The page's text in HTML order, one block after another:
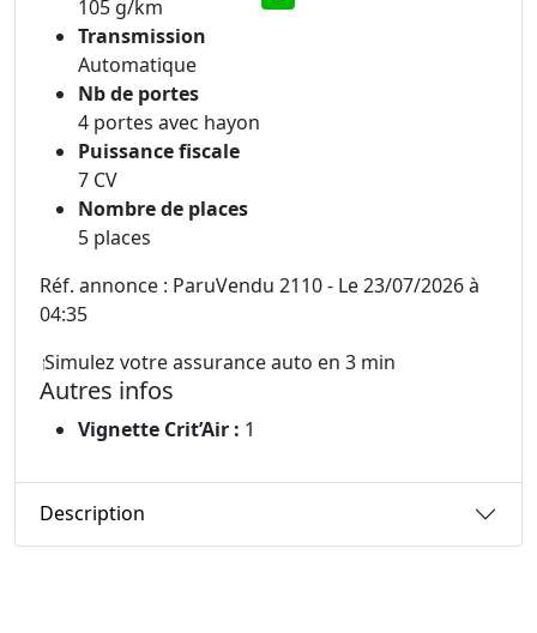
105 g/km
Transmission
Automatique
Nb de portes
4 portes avec hayon
Puissance fiscale
7 CV
Nombre de places
5 places
Réf. annonce : ParuVendu 2110 - Le 23/07/2026 à
04:35
Simulez votre assurance auto en 3 min
Autres infos
Vignette Crit’Air : 1
Description